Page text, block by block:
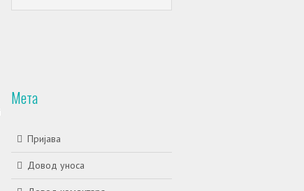
Мета
Пријава
Довод уноса